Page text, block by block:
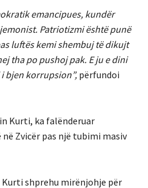
emancipues, kundër
Patriotizmi është punë
luftës kemi shembuj të dikujt
tha po pushoj pak. E ju e dini
bjen korrupsion”, përfundoi
Kurti, ka falënderuar
Zvicër pas një tubimi masiv
shprehu mirënjohje për